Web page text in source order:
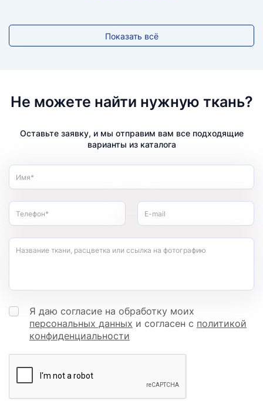
Показать всё
Не можете найти нужную ткань?
Оставьте заявку, и мы отправим вам все подходящие
варианты из каталога
Имя*
Телефон* E-mail
Название ткани, расцветка или ссылка на фотографию
Я даю согласие на обработку моих
персональных данных и согласен с политикой
конфиденциальности